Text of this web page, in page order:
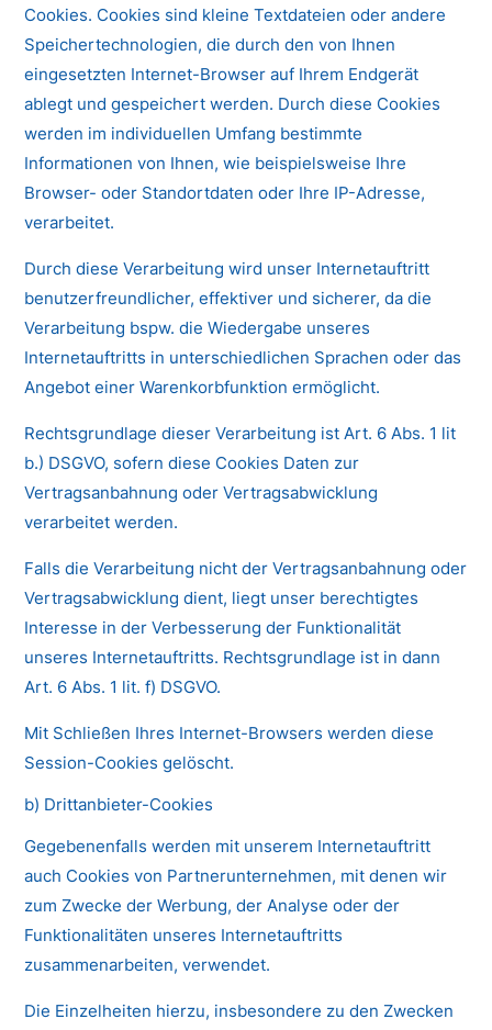
Cookies. Cookies sind kleine Textdateien oder andere
Speichertechnologien, die durch den von Ihnen
eingesetzten Internet-Browser auf Ihrem Endgerät
ablegt und gespeichert werden. Durch diese Cookies
werden im individuellen Umfang bestimmte
Informationen von Ihnen, wie beispielsweise Ihre
Browser- oder Standortdaten oder Ihre IP-Adresse,
verarbeitet.
Durch diese Verarbeitung wird unser Internetauftritt
benutzerfreundlicher, effektiver und sicherer, da die
Verarbeitung bspw. die Wiedergabe unseres
Internetauftritts in unterschiedlichen Sprachen oder das
Angebot einer Warenkorbfunktion ermöglicht.
Rechtsgrundlage dieser Verarbeitung ist Art. 6 Abs. 1 lit
b.) DSGVO, sofern diese Cookies Daten zur
Vertragsanbahnung oder Vertragsabwicklung
verarbeitet werden.
Falls die Verarbeitung nicht der Vertragsanbahnung oder
Vertragsabwicklung dient, liegt unser berechtigtes
Interesse in der Verbesserung der Funktionalität
unseres Internetauftritts. Rechtsgrundlage ist in dann
Art. 6 Abs. 1 lit. f) DSGVO.
Mit Schließen Ihres Internet-Browsers werden diese
Session-Cookies gelöscht.
b) Drittanbieter-Cookies
Gegebenenfalls werden mit unserem Internetauftritt
auch Cookies von Partnerunternehmen, mit denen wir
zum Zwecke der Werbung, der Analyse oder der
Funktionalitäten unseres Internetauftritts
zusammenarbeiten, verwendet.
Die Einzelheiten hierzu, insbesondere zu den Zwecken